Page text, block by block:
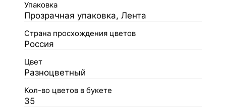
Упаковка
Прозрачная упаковка, Лента
Страна просхождения цветов
Россия
Цвет
Разноцветный
Кол-во цветов в букете
35